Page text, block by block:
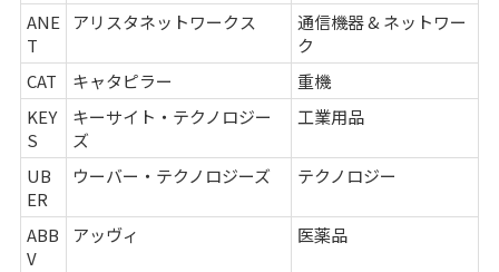
ANE
T
アリスタネットワークス
通信機器 & ネットワー
ク
CAT
キャタピラー
重機
KEY
S
キーサイト・テクノロジー
ズ
工業用品
UB
ER
ウーバー・テクノロジーズ テクノロジー
ABB
V
アッヴィ 医薬品